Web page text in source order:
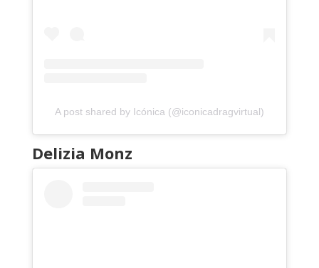
A post shared by Icónica (@iconicadragvirtual)
Delizia Monz